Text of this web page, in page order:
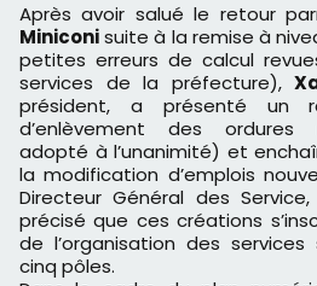
Après avoir salué le retour
Miniconisuite à la remise à
petites erreurs de calcul
services de la préfecture),
président, a présenté un
d’enlèvement des ordures
adopté à l’unanimité) et
la modification d’emplois
Directeur Général des
précisé que ces créations
de l’organisation des
cinq pôles.